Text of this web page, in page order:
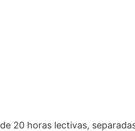
20 horas lectivas,